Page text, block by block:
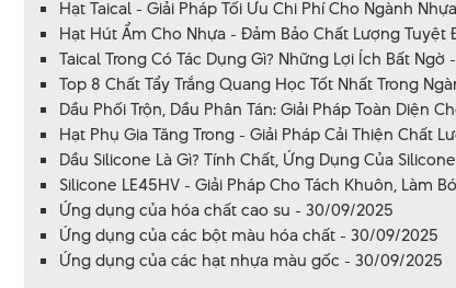
Hạt Taical - Giải Pháp Tối Ưu Chi Phí Cho Ngành
Hạt Hút Ẩm Cho Nhựa - Đảm Bảo Chất Lượng
Taical Trong Có Tác Dụng Gì? Những Lợi Ích Bất
Top 8 Chất Tẩy Trắng Quang Học Tốt Nhất Trong
Dầu Phối Trộn, Dầu Phân Tán: Giải Pháp Toàn Diện
Hạt Phụ Gia Tăng Trong - Giải Pháp Cải Thiện Chất
Dầu Silicone Là Gì? Tính Chất, Ứng Dụng Của
Silicone LE45HV - Giải Pháp Cho Tách Khuôn, Làm
Ứng dụng của hóa chất cao su - 30/09/2025
Ứng dụng của các bột màu hóa chất - 30/09/2025
Ứng dụng của các hạt nhựa màu gốc - 30/09/2025